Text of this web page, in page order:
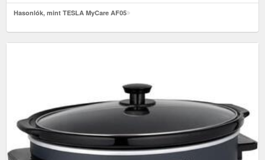
Hasonlók, mint TESLA MyCare AF05